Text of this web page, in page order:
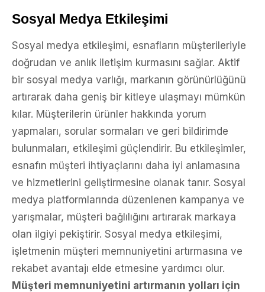
Sosyal Medya Etkileşimi
Sosyal medya etkileşimi, esnafların müşterileriyle
doğrudan ve anlık iletişim kurmasını sağlar. Aktif
bir sosyal medya varlığı, markanın görünürlüğünü
artırarak daha geniş bir kitleye ulaşmayı mümkün
kılar. Müşterilerin ürünler hakkında yorum
yapmaları, sorular sormaları ve geri bildirimde
bulunmaları, etkileşimi güçlendirir. Bu etkileşimler,
esnafın müşteri ihtiyaçlarını daha iyi anlamasına
ve hizmetlerini geliştirmesine olanak tanır. Sosyal
medya platformlarında düzenlenen kampanya ve
yarışmalar, müşteri bağlılığını artırarak markaya
olan ilgiyi pekiştirir. Sosyal medya etkileşimi,
işletmenin müşteri memnuniyetini artırmasına ve
rekabet avantajı elde etmesine yardımcı olur.
Müşteri memnuniyetini artırmanın yolları için